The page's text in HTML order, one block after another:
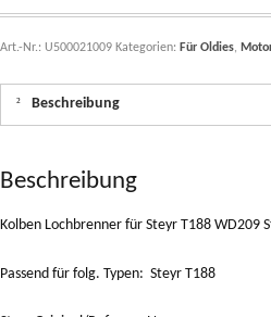
Art.-Nr.: U500021009 Kategorien: Für Oldies,
Beschreibung
Beschreibung
Kolben Lochbrenner für Steyr T188 WD209
Passend für folg. Typen: Steyr T188